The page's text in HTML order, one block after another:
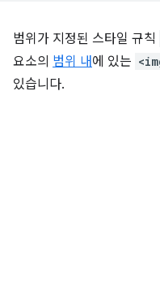
범위가 지정된 스타일 규칙
요소의 범위 내 에 있는
있습니다.